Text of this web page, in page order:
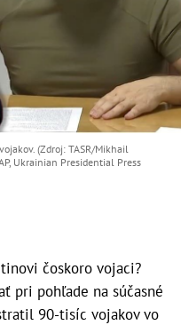
(Zdroj: TASR/Mikhail
Ukrainian Presidential Press
čoskoro vojaci?
pri pohľade na súčasné
90-tisíc vojakov vo